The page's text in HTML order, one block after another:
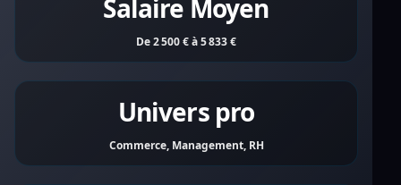
Salaire Moyen
De 2 500 € à 5 833 €
Univers pro
Commerce, Management, RH